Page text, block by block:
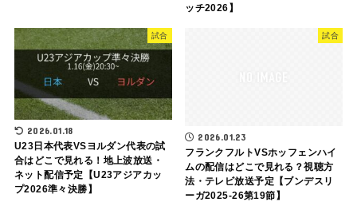
ッチ2026】
試合
2026.01.18
U23日本代表VSヨルダン代表の試
合はどこで見れる！地上波放送・
ネット配信予定【U23アジアカッ
プ2026準々決勝】
試合
2026.01.23
フランクフルトVSホッフェンハイ
ムの配信はどこで見れる？視聴方
法・テレビ放送予定【ブンデスリ
ーガ2025-26第19節】